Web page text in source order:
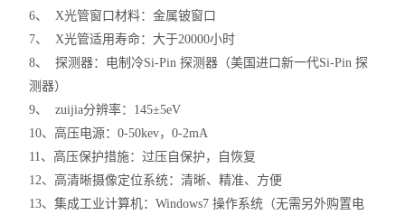
6、 X光管窗口材料：金属铍窗口
7、 X光管适用寿命：大于20000小时
8、 探测器：电制冷Si-Pin 探测器（美国进口新一代Si-Pin 探
测器）
9、 zuijia分辨率：145±5eV
10、高压电源：0-50kev，0-2mA
11、高压保护措施：过压自保护，自恢复
12、高清晰摄像定位系统：清晰、精准、方便
13、集成工业计算机：Windows7 操作系统（无需另外购置电